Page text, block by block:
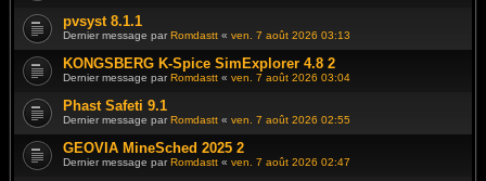
pvsyst 8.1.1
Dernier message parRomdastt « ven. 7 août 2026 03:13
KONGSBERG K-Spice SimExplorer 4.8 2
Dernier message parRomdastt « ven. 7 août 2026 03:04
Phast Safeti 9.1
Dernier message parRomdastt « ven. 7 août 2026 02:55
GEOVIA MineSched 2025 2
Dernier message parRomdastt « ven. 7 août 2026 02:47